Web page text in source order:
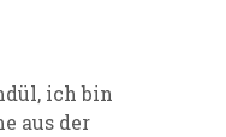
ich bin
aus der